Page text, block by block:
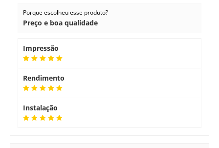
Porque escolheu esse produto?
Preço e boa qualidade
Impressão
Rendimento
Instalação